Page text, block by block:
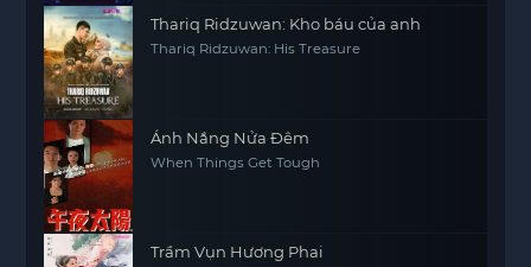
Thariq Ridzuwan: Kho báu của anh
Thariq Ridzuwan: His Treasure
Ánh Nắng Nửa Đêm
When Things Get Tough
Trầm Vụn Hương Phai